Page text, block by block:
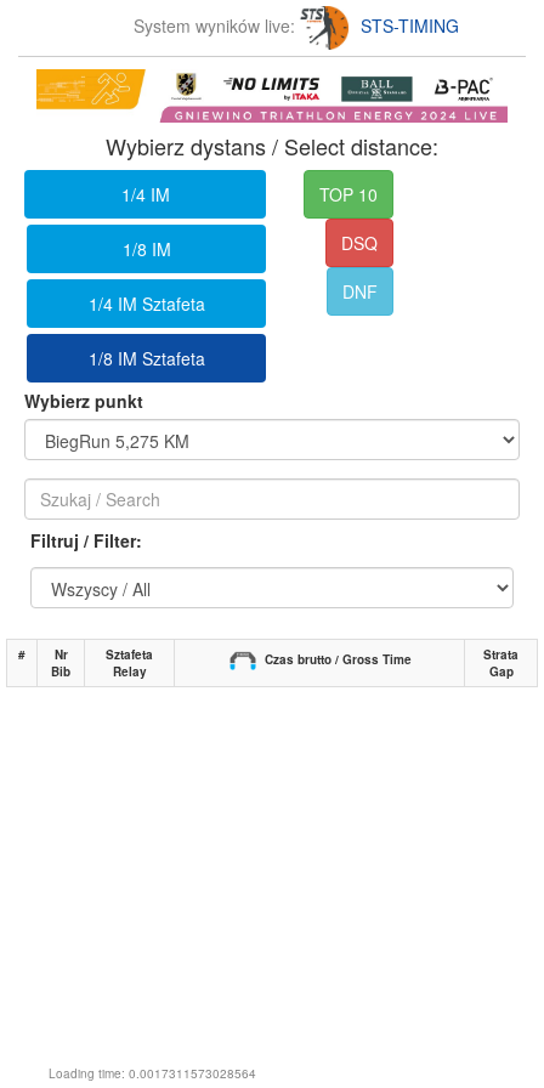
System wyników live: STS-TIMING
Wybierz dystans / Select distance:
1/4 IM
1/8 IM
1/4 IM Sztafeta
1/8 IM Sztafeta
TOP 10
DSQ
DNF
Wybierz punkt
Filtruj / Filter:
#
Nr
Bib
Sztafeta
Relay
Czas brutto / Gross Time
Strata
Gap
Loading time: 0.0017311573028564